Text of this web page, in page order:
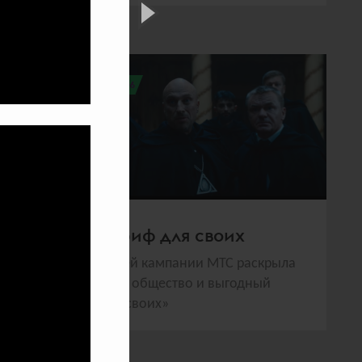
306
МТС | Тариф для своих
В новогодней кампании МТС раскрыла
своё тайное общество и выгодный
тариф «для своих»